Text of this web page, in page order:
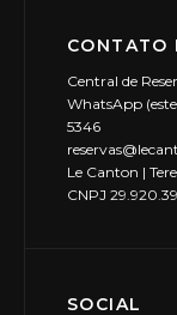
CONTATO
Central de
WhatsApp
5346
Le Canton |
CNPJ
SOCIAL